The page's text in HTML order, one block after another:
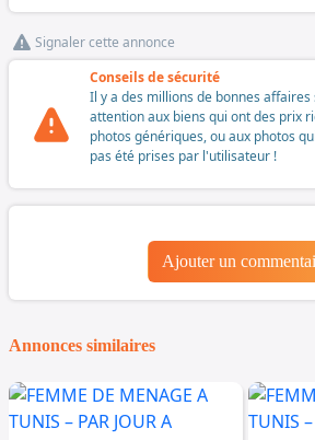
Signaler cette annonce
Conseils de sécurité
Il y a des millions de bonnes
attention aux biens qui ont des prix
photos génériques, ou aux photos
pas été prises par l'utilisateur !
Ajouter un
Annonces similaires